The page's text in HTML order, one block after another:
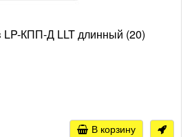
LP-КПП-Д LLT длинный (20)
В корзину